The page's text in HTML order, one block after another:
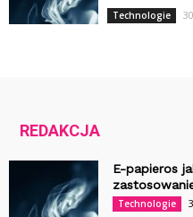
Technologie
REDAKCJA
E-papieros
Technologie